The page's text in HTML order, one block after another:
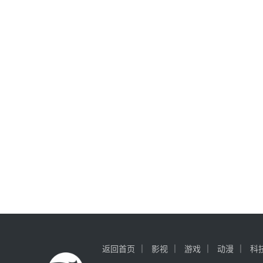
返回首页 影视 游戏 动漫 科